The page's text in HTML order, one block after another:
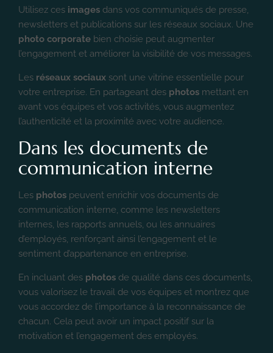
Utilisez ces images dans vos communiqués de presse,
newsletters et publications sur les réseaux sociaux. Une
photo corporate bien choisie peut augmenter
l’engagement et améliorer la visibilité de vos messages.
Les réseaux sociaux sont une vitrine essentielle pour
votre entreprise. En partageant des photos mettant en
avant vos équipes et vos activités, vous augmentez
l’authenticité et la proximité avec votre audience.
Dans les documents de
communication interne
Les photos peuvent enrichir vos documents de
communication interne, comme les newsletters
internes, les rapports annuels, ou les annuaires
d’employés, renforçant ainsi l’engagement et le
sentiment d’appartenance en entreprise.
En incluant des photos de qualité dans ces documents,
vous valorisez le travail de vos équipes et montrez que
vous accordez de l’importance à la reconnaissance de
chacun. Cela peut avoir un impact positif sur la
motivation et l’engagement des employés.